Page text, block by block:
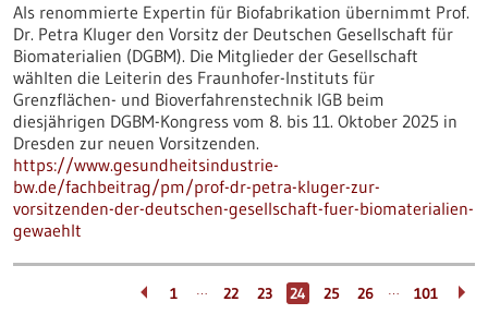
Als renommierte Expertin für Biofabrikation übernimmt Prof.
Dr. Petra Kluger den Vorsitz der Deutschen Gesellschaft für
Biomaterialien (DGBM). Die Mitglieder der Gesellschaft
wählten die Leiterin des Fraunhofer-Instituts für
Grenzflächen- und Bioverfahrenstechnik IGB beim
diesjährigen DGBM-Kongress vom 8. bis 11. Oktober 2025 in
Dresden zur neuen Vorsitzenden.
https://www.gesundheitsindustrie-
bw.de/fachbeitrag/pm/prof-dr-petra-kluger-zur-
vorsitzenden-der-deutschen-gesellschaft-fuer-biomaterialien-
gewaehlt
1 … 22 23 24 25 26 … 101